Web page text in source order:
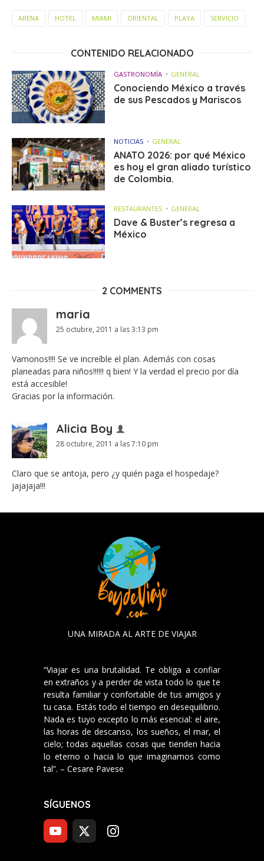
ARENA HOTEL MIAMI ORIENTAL PLAYA SERVICIO
CONTENIDO RELACIONADO
GASTRONOMÍA GENERAL
Conociendo México a través
de sus Pescados y Mariscos
NOTICIAS GENERAL
ANATO 2026: por qué México
es hoy el gran aliado turístico
de Colombia.
RESTAURANTES GENERAL
Dave & Buster’s regresa a
México
2 COMMENTS
maria
25 octubre, 2011 a las 3:13 pm
Vamonos!!!! Se ve increíble el plan. Además con cosas
planeadas para niños!!!!!! q bien! Y la verdad el precio por día
está accesible!
Gracias por la información.
Alicia Boy
28 octubre, 2011 a las 7:10 pm
Claro que se antoja, pero ¿y quién paga el hospedaje?
jajajaja!!!
UNA MIRADA AL ARTE DE VIAJAR
“Viajar es una brutalidad. Te obliga a confiar
en extraños y a perder de vista todo lo que te
resulta familiar y confortable de tus amigos y
tu casa. Estás todo el tiempo en desequilibrio.
Nada es tuyo excepto lo más esencial: el aire,
las horas de descanso, los sueños, el mar, el
cielo; todas aquellas cosas que tienden hacia
lo eterno o hacia lo que imaginamos como
tal”. – Cesare Pavese
SÍGUENOS